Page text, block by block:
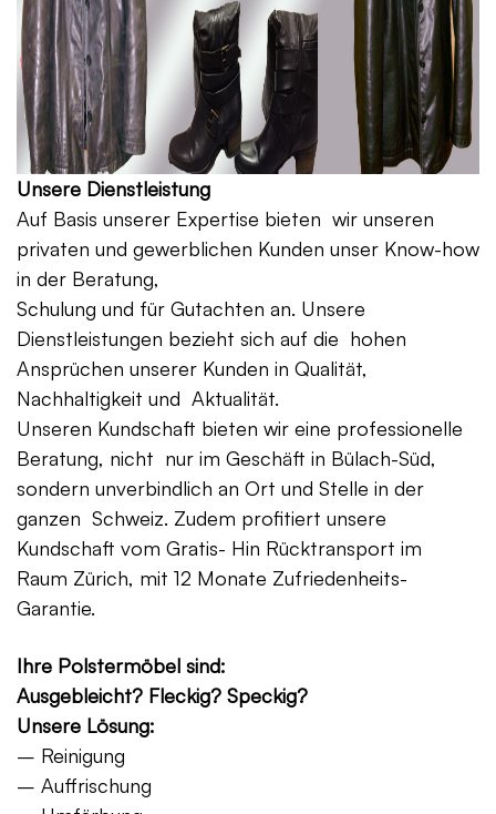
Unsere Dienstleistung
Auf Basis unserer Expertise bieten wir unseren
privaten und gewerblichen Kunden unser Know-how
in der Beratung,
Schulung und für Gutachten an. Unsere
Dienstleistungen bezieht sich auf die hohen
Ansprüchen unserer Kunden in Qualität,
Nachhaltigkeit und Aktualität.
Unseren Kundschaft bieten wir eine professionelle
Beratung, nicht nur im Geschäft in Bülach-Süd,
sondern unverbindlich an Ort und Stelle in der
ganzen Schweiz. Zudem profitiert unsere
Kundschaft vom Gratis- Hin Rücktransport im
Raum Zürich, mit 12 Monate Zufriedenheits-
Garantie.
Ihre Polstermöbel sind:
Ausgebleicht? Fleckig? Speckig?
Unsere Lösung:
– Reinigung
– Auffrischung